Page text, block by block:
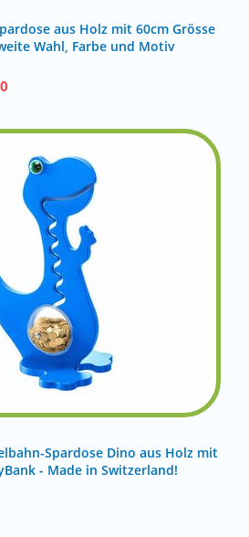
aus Holz mit 60cm Grösse
Wahl, Farbe und Motiv
Spardose Dino aus Holz mit
- Made in Switzerland!